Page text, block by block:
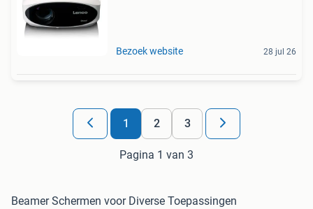
Bezoek website 28 jul 26
1 2 3
Pagina 1 van 3
Beamer Schermen voor Diverse Toepassingen